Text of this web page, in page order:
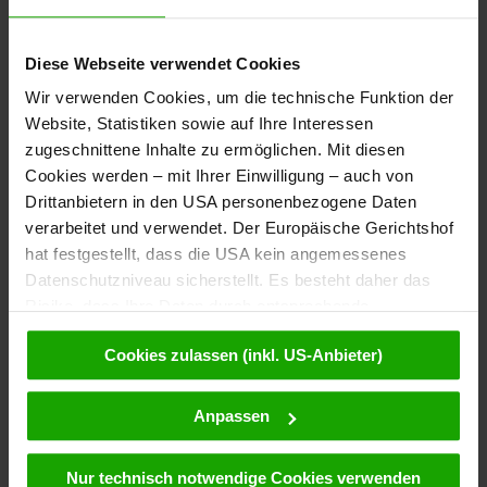
Diese Webseite verwendet Cookies
Wir verwenden Cookies, um die technische Funktion der
Website, Statistiken sowie auf Ihre Interessen
zugeschnittene Inhalte zu ermöglichen. Mit diesen
Cookies werden – mit Ihrer Einwilligung – auch von
Drittanbietern in den USA personenbezogene Daten
verarbeitet und verwendet. Der Europäische Gerichtshof
hat festgestellt, dass die USA kein angemessenes
Datenschutzniveau sicherstellt. Es besteht daher das
Anordnungen gegenüber den Drittanbietern (z.B. Google,
Meta) dem Zugriff durch US-Behörden zu Kontroll- und
Überwachungszwecken unterliegen und dagegen keine
wirksamen Rechtsbehelfe zur Verfügung stehen. Mit
Ihrem Klick auf „Cookies (inkl. US-Anbietern)
Cookies zulassen (inkl. US-Anbieter)
Anpassen
Nur technisch notwendige Cookies verwenden